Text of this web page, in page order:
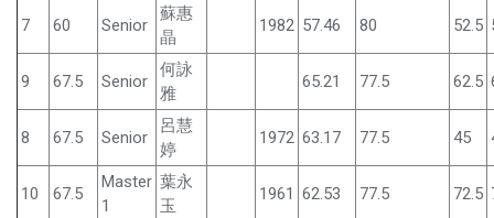
7 60 Senior
蘇惠
晶
1982 57.46 80 52.5
9 67.5 Senior
何詠
雅
65.21 77.5 62.5
8 67.5 Senior
呂慧
婷
1972 63.17 77.5 45
10 67.5
Master
1
葉永
玉
1961 62.53 77.5 72.5